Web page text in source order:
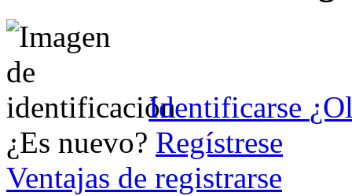
Identificarse
¿Es nuevo? Regístrese
Ventajas de registrarse